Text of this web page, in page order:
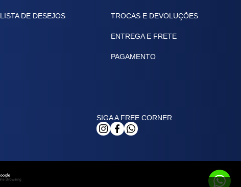
LISTA DE DESEJOS TROCAS E DEVOLUÇÕES
ENTREGA E FRETE
PAGAMENTO
SIGA A FREE CORNER